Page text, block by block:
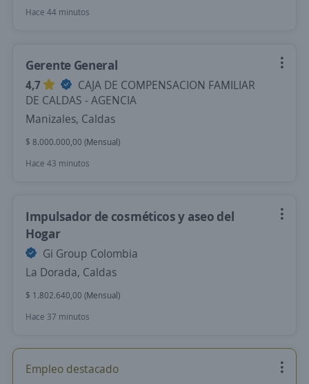
Hace 44 minutos
Gerente General
4,7
CAJA DE COMPENSACION FAMILIAR
DE CALDAS - AGENCIA
Manizales, Caldas
$ 8.000.000,00 (Mensual)
Hace 43 minutos
Impulsador de cosméticos y aseo del
Hogar
Gi Group Colombia
La Dorada, Caldas
$ 1.802.640,00 (Mensual)
Hace 37 minutos
Empleo destacado